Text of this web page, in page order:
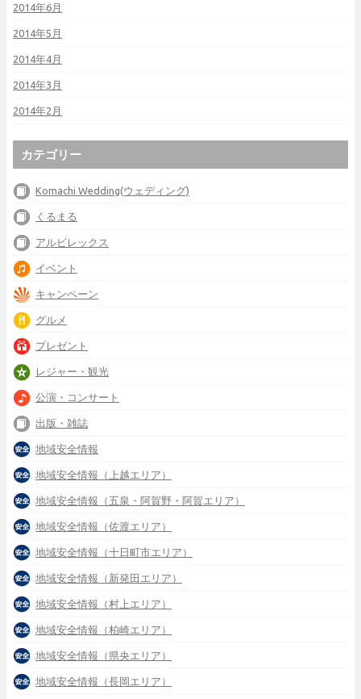
2014年6月
2014年5月
2014年4月
2014年3月
2014年2月
カテゴリー
Komachi Wedding(ウェディング)
くるまる
アルビレックス
イベント
キャンペーン
グルメ
プレゼント
レジャー・観光
公演・コンサート
出版・雑誌
地域安全情報
地域安全情報（上越エリア）
地域安全情報（五泉・阿賀野・阿賀エリア）
地域安全情報（佐渡エリア）
地域安全情報（十日町市エリア）
地域安全情報（新発田エリア）
地域安全情報（村上エリア）
地域安全情報（柏崎エリア）
地域安全情報（県央エリア）
地域安全情報（長岡エリア）